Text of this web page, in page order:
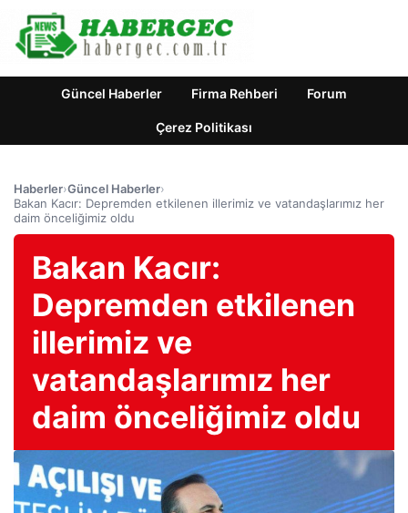
Güncel Haberler Firma Rehberi Forum
Çerez Politikası
Haberler›Güncel Haberler›
Bakan Kacır: Depremden etkilenen illerimiz ve vatandaşlarımız her
daim önceliğimiz oldu
Bakan Kacır:
Depremden etkilenen
illerimiz ve
vatandaşlarımız her
daim önceliğimiz oldu